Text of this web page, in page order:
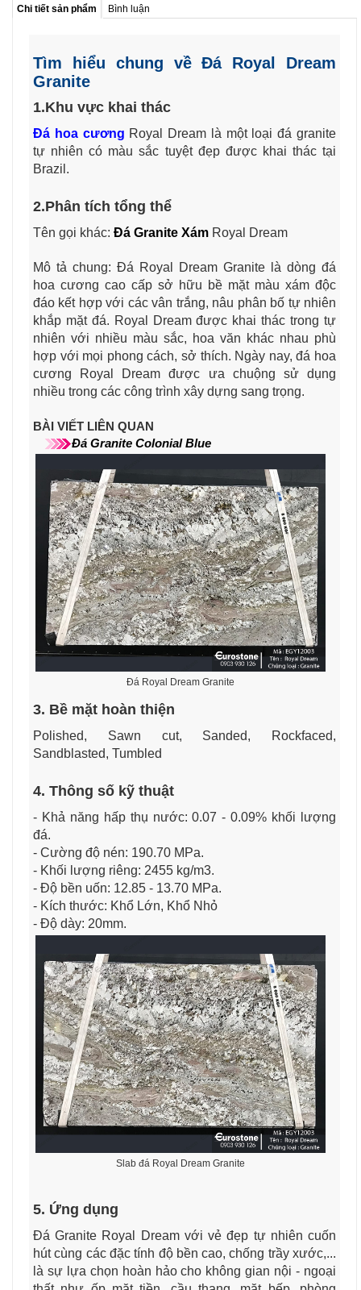
Chi tiết sản phẩm Bình luận
Tìm hiểu chung về Đá Royal Dream
Granite
1.Khu vực khai thác
Đá hoa cương Royal Dream là một loại đá granite
tự nhiên có màu sắc tuyệt đẹp được khai thác tại
Brazil.
2.Phân tích tổng thể
Tên gọi khác: Đá Granite Xám Royal Dream
Mô tả chung: Đá Royal Dream Granite là dòng đá
hoa cương cao cấp sở hữu bề mặt màu xám độc
đáo kết hợp với các vân trắng, nâu phân bố tự nhiên
khắp mặt đá. Royal Dream được khai thác trong tự
nhiên với nhiều màu sắc, hoa văn khác nhau phù
hợp với mọi phong cách, sở thích. Ngày nay, đá hoa
cương Royal Dream được ưa chuộng sử dụng
nhiều trong các công trình xây dựng sang trọng.
BÀI VIẾT LIÊN QUAN
Đá Granite Colonial Blue
Đá Royal Dream Granite
3. Bề mặt hoàn thiện
Polished, Sawn cut, Sanded, Rockfaced,
Sandblasted, Tumbled
4. Thông số kỹ thuật
- Khả năng hấp thụ nước: 0.07 - 0.09% khối lượng
đá.
- Cường độ nén: 190.70 MPa.
- Khối lượng riêng: 2455 kg/m3.
- Độ bền uốn: 12.85 - 13.70 MPa.
- Kích thước: Khổ Lớn, Khổ Nhỏ
- Độ dày: 20mm.
Slab đá Royal Dream Granite
5. Ứng dụng
Đá Granite Royal Dream với vẻ đẹp tự nhiên cuốn
hút cùng các đặc tính độ bền cao, chống trầy xước,...
là sự lựa chọn hoàn hảo cho không gian nội - ngoại